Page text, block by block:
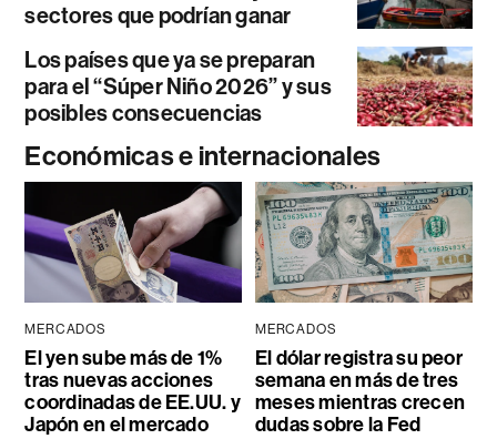
sectores que podrían ganar
Los países que ya se preparan
para el “Súper Niño 2026” y sus
posibles consecuencias
Económicas e internacionales
MERCADOS
El yen sube más de 1%
tras nuevas acciones
coordinadas de EE.UU. y
Japón en el mercado
MERCADOS
El dólar registra su peor
semana en más de tres
meses mientras crecen
dudas sobre la Fed